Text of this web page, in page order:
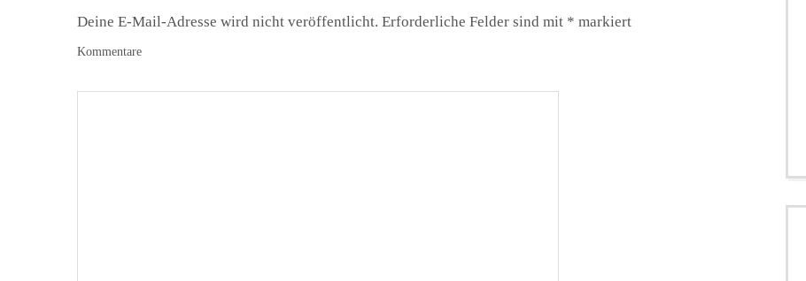
Deine E-Mail-Adresse wird nicht veröffentlicht. Erforderliche Felder sind mit * markiert
Kommentare